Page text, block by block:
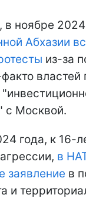
в ноябре
Абхазии
из-за
властей
с Москвой.
года, к 16-
в
заявление в
и